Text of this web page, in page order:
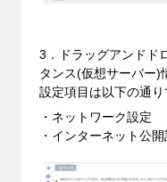
3．ドラッグアンドド
タンス(仮想サーバー)
設定項目は以下の通り
・ネットワーク設定
・インターネット公